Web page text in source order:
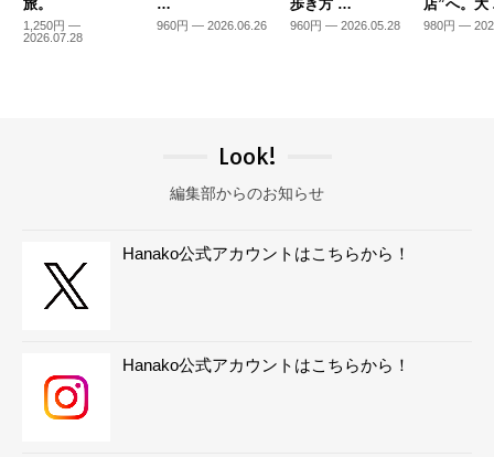
旅。
1,250円 —
2026.07.28
…
960円 — 2026.06.26
歩き方 …
960円 — 2026.05.28
店”へ。
980円 —
Look!
編集部からのお知らせ
Hanako公式アカウントはこちらから！
Hanako公式アカウントはこちらから！